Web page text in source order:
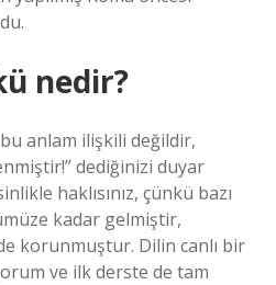
nedir?
anlam ilişkili değildir,
dediğinizi duyar
haklısınız, çünkü bazı
kadar gelmiştir,
korunmuştur. Dilin canlı bir
ve ilk derste de tam